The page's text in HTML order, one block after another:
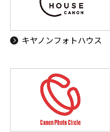
キヤノンフォトハウス